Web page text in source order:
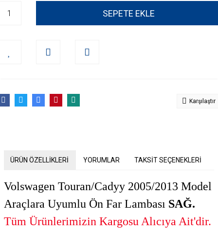
SEPETE EKLE
Karşılaştır
ÜRÜN ÖZELLİKLERİ YORUMLAR TAKSİT SEÇENEKLERİ
Volswagen Touran/Cadyy 2005/2013 Model
Araçlara Uyumlu Ön Far Lambası SAĞ.
Tüm Ürünlerimizin Kargosu Alıcıya Ait'dir.